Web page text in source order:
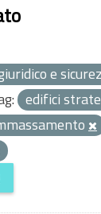
e
edifici